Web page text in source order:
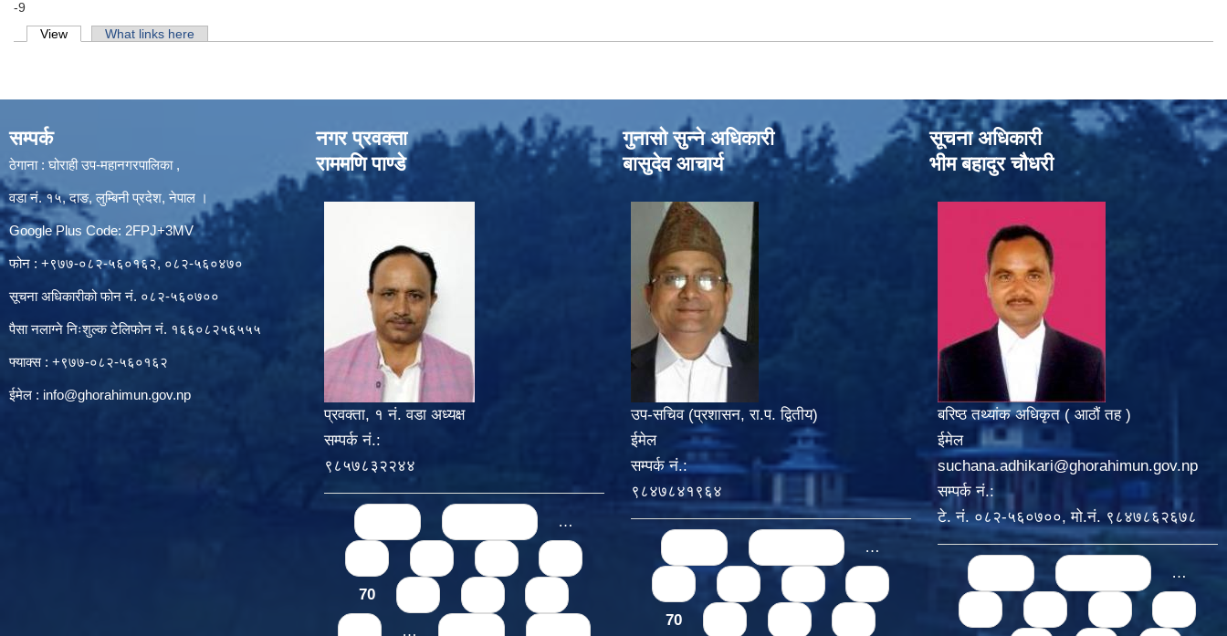
-9
Primary tabs
View (active tab)What links here
सम्पर्क
ठेगाना : घोराही उप-महानगरपालिका ,
वडा नं. १५, दाङ, लुम्बिनी प्रदेश, नेपाल ।
Google Plus Code: 2FPJ+3MV
फोन : +९७७-०८२-५६०१६२, ०८२-५६०४७०
सूचना अधिकारीको फोन नं. ०८२-५६०७००
पैसा नलाग्ने निःशुल्क टेलिफोन नं. १६६०८२५६५५५
फ्याक्स : +९७७-०८२-५६०१६२
ईमेल : info@ghorahimun.gov.np
नगर प्रवक्ता
राममणि पाण्डे
प्रवक्ता, १ नं. वडा अध्यक्ष
सम्पर्क नं.:
९८५७८३२२४४
Pages …
70
…
गुनासो सुन्‍ने अधिकारी
बासुदेव आचार्य
उप-सचिव (प्रशासन, रा.प. द्वितीय)
ईमेल
सम्पर्क नं.:
९८४७८४१९६४
Pages …
70
सूचना अधिकारी
भीम बहादुर चौधरी
बरिष्ठ तथ्यांक अधिकृत ( आठौं तह )
ईमेल
suchana.adhikari@ghorahimun.gov.np
सम्पर्क नं.:
टे. नं. ०८२-५६०७००, मो.नं. ९८४७८६२६७८
Pages …